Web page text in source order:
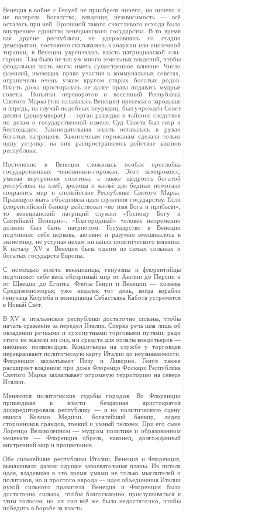
Венеция в войне с Генуей не приобрела ничего, но ничего и
не потеряла. Богатство, владения, независимость — всё
осталось при ней. Причиной такого счастливого исхода было
внутреннее единство венецианско­го государства. В то время
как другие республики, не удержавшись на стадии
демократии, постоянно скатывались к анархии или иноземной
тирании, в Венеции укреплялась власть патрицианской оли­
гархии. Там было не так уж много земельных вла­дений, чтобы
феодальная знать могла иметь су­щественное влияние. Число
фамилий, имеющих право участия в коммунальных советах,
ограничи­ли очень узким кругом старых богатых родов.
Власть дожа простиралась не далее права подавать мудрые
советы. Попытки переворотов и восстаний Республика
Святого Марка (так называлась Вене­ция) пресекла в зародыше
и впредь, на случай по­добных неурядиц, был учреждён Совет
десяти (дециумвират) — орган разведки и тайного следствия
по делам о государственной измене. Суд Совета был скор и
беспощаден. Законодательная власть оста­валась в руках
богатых патрициев. Зажиточным го­рожанам сделали только
одну уступку: на них рас­пространялось действие законов
республики.
Постепенно в Венеции сложилась особая про­слойка
государственных чиновников-горожан. Этот компромисс,
умелая внутренняя политика, а также щедрость богатой
республики на хлеб, зрелища и жильё для бедных помогали
сохранить мир и спо­койствие Республики Святого Марка.
Правящую знать объединяла идея служения государству. Если
флорентийский банкир действовал «во имя Бога и прибыли»,
то венецианский патриций служил «Господу Богу и
Святейшей Венеции». «Благород­ный» человек непременно
должен был быть пат­риотом. Государство в Венеции
подчинило себе цер­ковь, активно и разумно вмешивалось в
экономику, не уступая цехам ни капли политического влияния.
К началу XV в. Венеция была одним из самых силь­ных и
богатых государств Европы.
С помощью золота венецианцы, генуэзцы и фло­рентийцы
подчиняют себе весь обозримый мир от Англии до Персии и
от Швеции до Египта. Флоты Генуи и Венеции — хозяева
Средиземноморья; уже недалёк тот день, когда корабли
генуэзца Колумба и венецианца Себастьяна Кабота устремятся
в Но­вый Свет.
В XV в. итальянские республики достаточно сильны, чтобы
начать сражение за передел Италии. Сперва речь шла лишь об
овладении речными и су­хопутными торговыми путями; ради
этого не жа­лели ни сил, ни средств для оплаты кондотьеров —
наёмных полководцев. Кондотьеры на службе у тор­говцев
перекраивают политическую карту Италии до неузнаваемости.
Флоренция захватывает Пизу и Ливорно. Генуя также
расширяет владения: при до­же Флоренцо Фоскари Республика
Святого Марка захватывает огромную территорию на севере
Ита­лии.
Меняются политические судьбы городов. Во Флоренции
пришедшая к власти бездарная арис­тократия
дискредитировала республику — и на по­литическую сцену
явился Козимо Медичи, богатейший банкир, лидер
сторонников грандов, тонкий и умный человек. При его сыне
Лоренцо Великолеп­ном — мудром политике и образованном
меценате — Флоренция обрела, наконец, долгожданный
внутренний мир и процветание.
Обе сильнейшие республики Италии, Венеция и Флоренция,
вынашивали далеко идущие завоева­тельные планы. Их питала
идея, владевшая в это время умами не только мыслителей и
политиков, но и простого народа — идея объединения Италии
рукой сильного правителя. Венеция и Флоренция были
достаточно сильны, чтобы благосклонно при­слушиваться к
этим голосам, но их сил всё же было недостаточно, чтобы
победить в борьбе за власть.